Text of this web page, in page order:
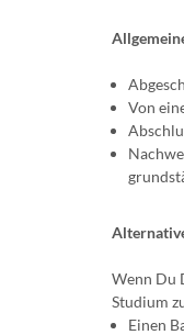
Von
Wenn Du
Studium
Einen